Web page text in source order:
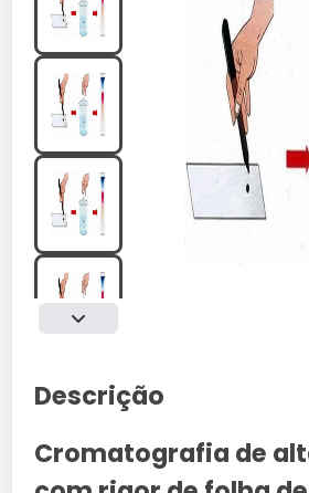
Descrição
Cromatografia de